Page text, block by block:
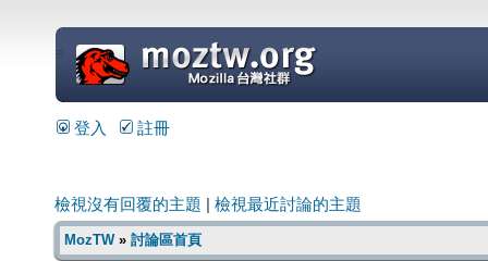
=
登入 註冊
檢視沒有回覆的主題 檢視最近討論的主題
MozTW» 討論區首頁